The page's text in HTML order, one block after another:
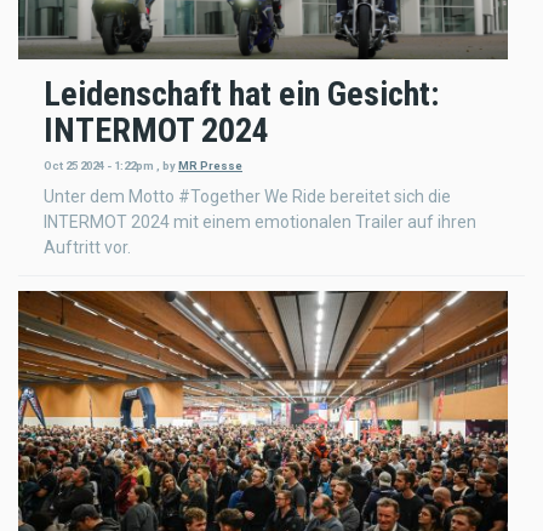
Leidenschaft hat ein Gesicht:
INTERMOT 2024
Oct 25 2024 - 1:22pm byMR Presse
Unter dem Motto #Together We Ride bereitet sich die
INTERMOT 2024 mit einem emotionalen Trailer auf ihren
Auftritt vor.